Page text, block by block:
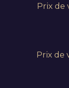
Prix de
Prix de